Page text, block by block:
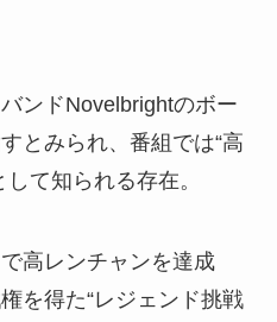
ンドNovelbrightのボー
とみられ、番組では“高
て知られる存在。
高レンチャンを達成
を得た“レジェンド挑戦